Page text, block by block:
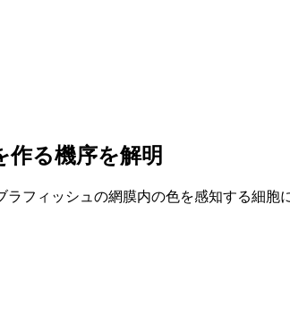
作る機序を解明
フィッシュの網膜内の色を感知する細胞